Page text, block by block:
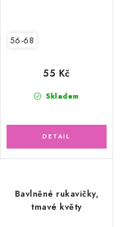
56-68
Skladem
55 Kč
Bavlněné rukavičky,
tmavé květy